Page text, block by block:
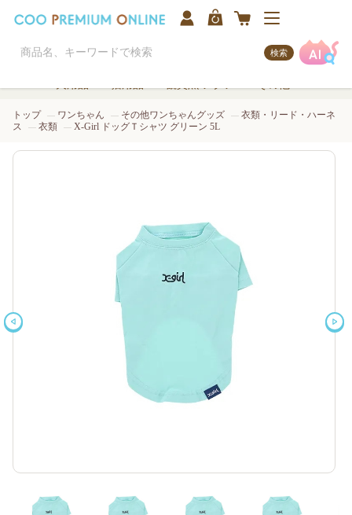
検索
トップ ワンちゃん その他ワンちゃんグッズ
衣類・リード・ハーネ
ス
衣類 X-Girl ドッグＴシャツ グリーン 5L